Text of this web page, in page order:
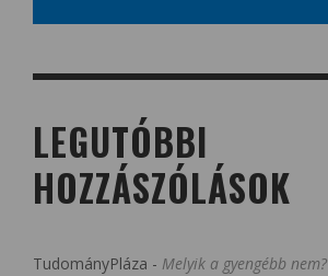
LEGUTÓBBI
HOZZÁSZÓLÁSOK
TudományPláza - Melyik a gyengébb nem?